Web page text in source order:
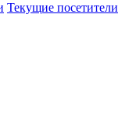
Текущие посетители